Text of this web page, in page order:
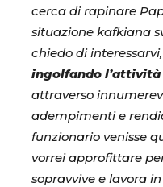
cerca di rapinare
situazione kafkiana
chiedo di
ingolfando
attraverso
adempimenti e
funzionario venisse
vorrei approfittare
sopravvive e lavora